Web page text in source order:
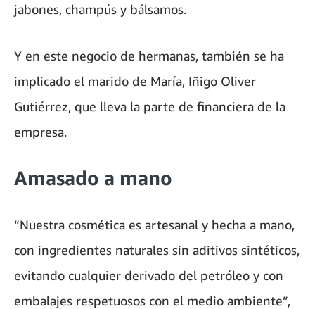
jabones, champús y bálsamos.
Y en este negocio de hermanas, también se ha
implicado el marido de María, Iñigo Oliver
Gutiérrez, que lleva la parte de financiera de la
empresa.
Amasado a mano
“Nuestra cosmética es artesanal y hecha a mano,
con ingredientes naturales sin aditivos sintéticos,
evitando cualquier derivado del petróleo y con
embalajes respetuosos con el medio ambiente”,